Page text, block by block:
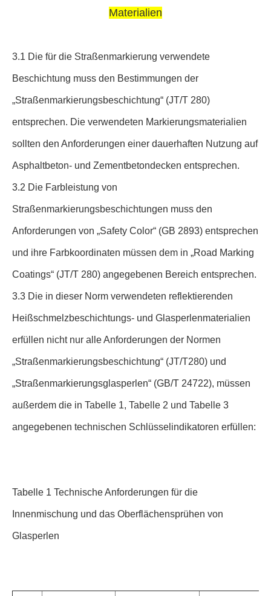
Materialien
3.1 Die für die Straßenmarkierung verwendete
Beschichtung muss den Bestimmungen der
„Straßenmarkierungsbeschichtung“ (JT/T 280)
entsprechen. Die verwendeten Markierungsmaterialien
sollten den Anforderungen einer dauerhaften Nutzung auf
Asphaltbeton- und Zementbetondecken entsprechen.
3.2 Die Farbleistung von
Straßenmarkierungsbeschichtungen muss den
Anforderungen von „Safety Color“ (GB 2893) entsprechen
und ihre Farbkoordinaten müssen dem in „Road Marking
Coatings“ (JT/T 280) angegebenen Bereich entsprechen.
3.3 Die in dieser Norm verwendeten reflektierenden
Heißschmelzbeschichtungs- und Glasperlenmaterialien
erfüllen nicht nur alle Anforderungen der Normen
„Straßenmarkierungsbeschichtung“ (JT/T280) und
„Straßenmarkierungsglasperlen“ (GB/T 24722), müssen
außerdem die in Tabelle 1, Tabelle 2 und Tabelle 3
angegebenen technischen Schlüsselindikatoren erfüllen:
Tabelle 1 Technische Anforderungen für die
Innenmischung und das Oberflächensprühen von
Glasperlen